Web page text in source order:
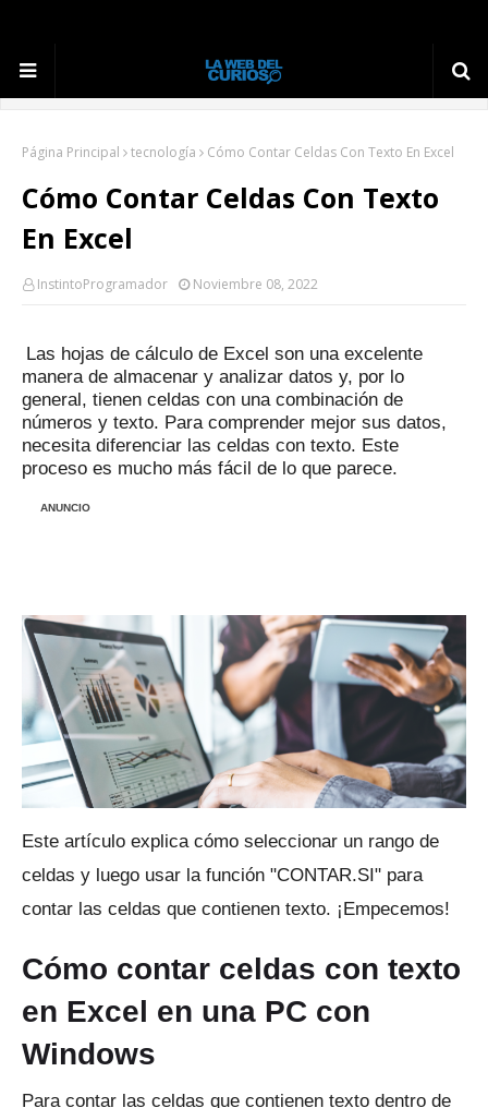
Página Principal tecnología Cómo Contar Celdas Con Texto En Excel
Cómo Contar Celdas Con Texto
En Excel
InstintoProgramador Noviembre 08, 2022
Las hojas de cálculo de Excel son una excelente
manera de almacenar y analizar datos y, por lo
general, tienen celdas con una combinación de
números y texto. Para comprender mejor sus datos,
necesita diferenciar las celdas con texto. Este
proceso es mucho más fácil de lo que parece.
ANUNCIO
Este artículo explica cómo seleccionar un rango de
celdas y luego usar la función "CONTAR.SI" para
contar las celdas que contienen texto. ¡Empecemos!
Cómo contar celdas con texto
en Excel en una PC con
Windows
Para contar las celdas que contienen texto dentro de